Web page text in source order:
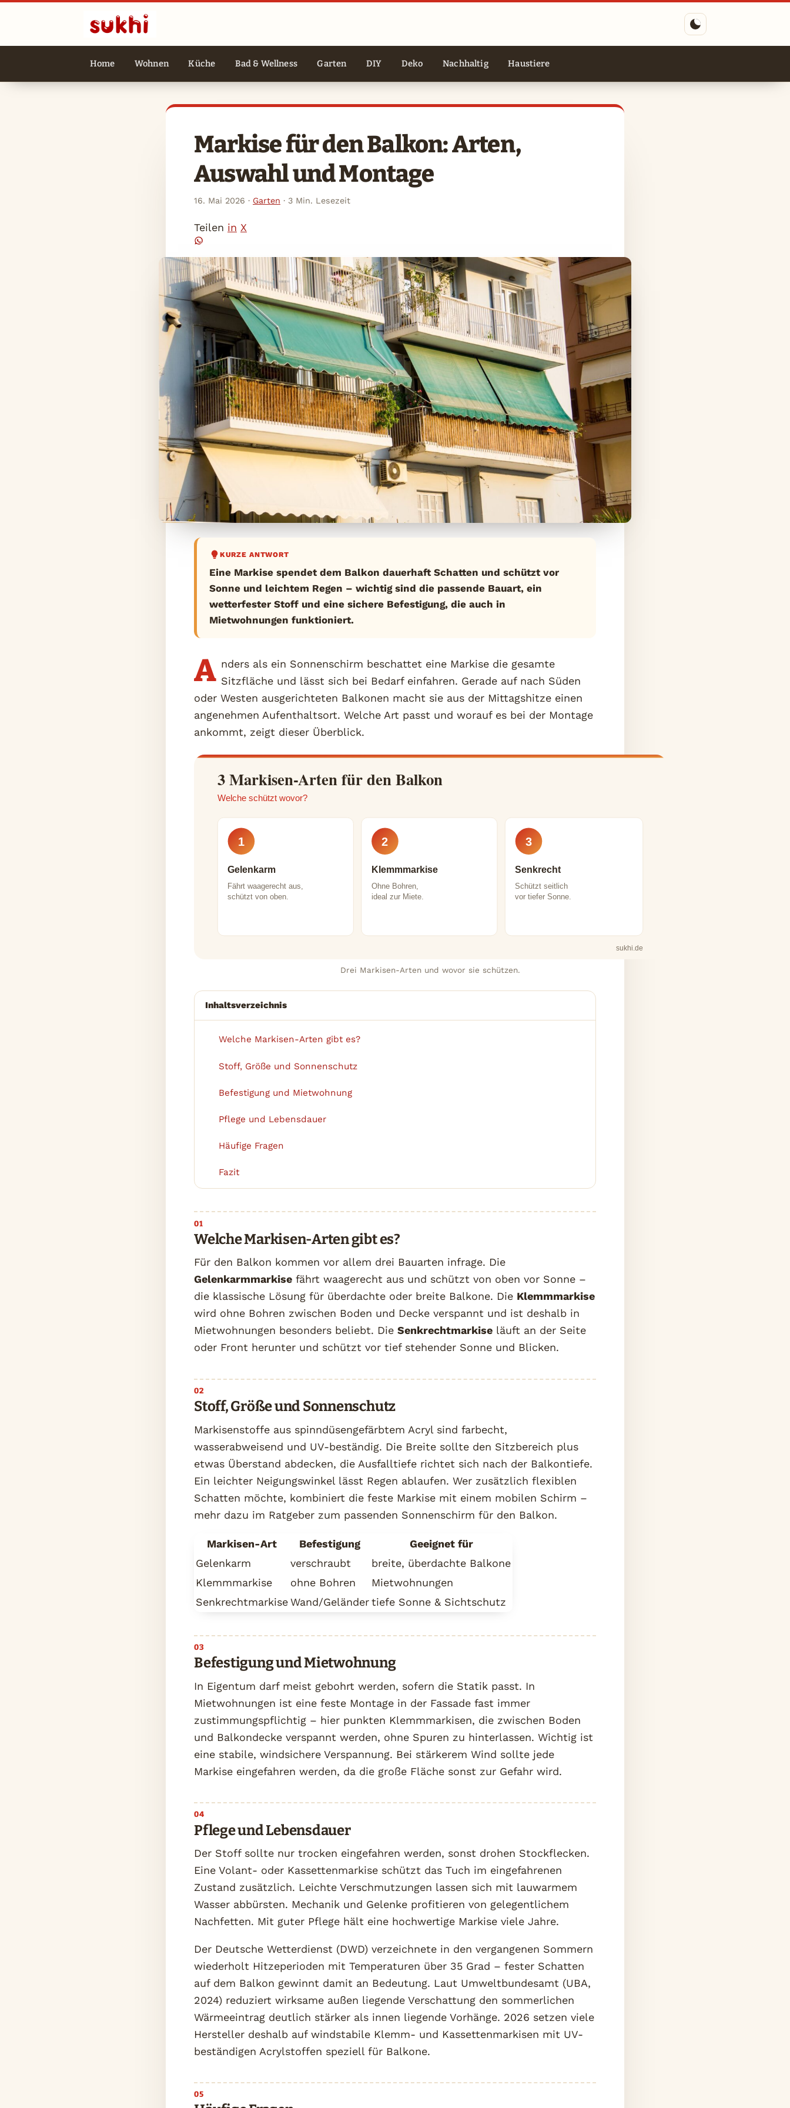
Home Wohnen Küche Bad & Wellness Garten DIY Deko Nachhaltig Haustiere
Markise für den Balkon: Arten,
Auswahl und Montage
16. Mai 2026 · Garten · 3 Min. Lesezeit
Teilen in X
KURZE ANTWORT
Eine Markise spendet dem Balkon dauerhaft Schatten und schützt vor
Sonne und leichtem Regen – wichtig sind die passende Bauart, ein
wetterfester Stoff und eine sichere Befestigung, die auch in
Mietwohnungen funktioniert.
A nders als ein Sonnenschirm beschattet eine Markise die gesamte
Sitzfläche und lässt sich bei Bedarf einfahren. Gerade auf nach Süden
oder Westen ausgerichteten Balkonen macht sie aus der Mittagshitze einen
angenehmen Aufenthaltsort. Welche Art passt und worauf es bei der Montage
ankommt, zeigt dieser Überblick.
3 Markisen-Arten für den Balkon
Welche schützt wovor?
1
Gelenkarm
Fährt waagerecht aus,
schützt von oben.
2
Klemmmarkise
Ohne Bohren,
ideal zur Miete.
3
Senkrecht
Schützt seitlich
vor tiefer Sonne.
sukhi.de
Drei Markisen-Arten und wovor sie schützen.
Inhaltsverzeichnis
Welche Markisen-Arten gibt es?
Stoff, Größe und Sonnenschutz
Befestigung und Mietwohnung
Pflege und Lebensdauer
Häufige Fragen
Fazit
Welche Markisen-Arten gibt es?
Für den Balkon kommen vor allem drei Bauarten infrage. Die
Gelenkarmmarkise fährt waagerecht aus und schützt von oben vor Sonne –
die klassische Lösung für überdachte oder breite Balkone. Die Klemmmarkise
wird ohne Bohren zwischen Boden und Decke verspannt und ist deshalb in
Mietwohnungen besonders beliebt. Die Senkrechtmarkise läuft an der Seite
oder Front herunter und schützt vor tief stehender Sonne und Blicken.
Stoff, Größe und Sonnenschutz
Markisenstoffe aus spinndüsengefärbtem Acryl sind farbecht,
wasserabweisend und UV-beständig. Die Breite sollte den Sitzbereich plus
etwas Überstand abdecken, die Ausfalltiefe richtet sich nach der Balkontiefe.
Ein leichter Neigungswinkel lässt Regen ablaufen. Wer zusätzlich flexiblen
Schatten möchte, kombiniert die feste Markise mit einem mobilen Schirm –
mehr dazu im Ratgeber zum passenden Sonnenschirm für den Balkon.
Markisen-Art Befestigung
Geeignet für
Gelenkarm
verschraubt
breite, überdachte Balkone
Klemmmarkise
ohne Bohren
Mietwohnungen
SenkrechtmarkiseWand/Geländertiefe Sonne & Sichtschutz
Befestigung und Mietwohnung
In Eigentum darf meist gebohrt werden, sofern die Statik passt. In
Mietwohnungen ist eine feste Montage in der Fassade fast immer
zustimmungspflichtig – hier punkten Klemmmarkisen, die zwischen Boden
und Balkondecke verspannt werden, ohne Spuren zu hinterlassen. Wichtig ist
eine stabile, windsichere Verspannung. Bei stärkerem Wind sollte jede
Markise eingefahren werden, da die große Fläche sonst zur Gefahr wird.
Pflege und Lebensdauer
Der Stoff sollte nur trocken eingefahren werden, sonst drohen Stockflecken.
Eine Volant- oder Kassettenmarkise schützt das Tuch im eingefahrenen
Zustand zusätzlich. Leichte Verschmutzungen lassen sich mit lauwarmem
Wasser abbürsten. Mechanik und Gelenke profitieren von gelegentlichem
Nachfetten. Mit guter Pflege hält eine hochwertige Markise viele Jahre.
Der Deutsche Wetterdienst (DWD) verzeichnete in den vergangenen Sommern
wiederholt Hitzeperioden mit Temperaturen über 35 Grad – fester Schatten
auf dem Balkon gewinnt damit an Bedeutung. Laut Umweltbundesamt (UBA,
2024) reduziert wirksame außen liegende Verschattung den sommerlichen
Wärmeeintrag deutlich stärker als innen liegende Vorhänge. 2026 setzen viele
Hersteller deshalb auf windstabile Klemm- und Kassettenmarkisen mit UV-
beständigen Acrylstoffen speziell für Balkone.